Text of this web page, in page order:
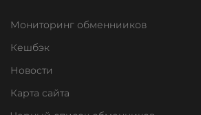
Мониторинг обменнииков
Кешбэк
Новости
Карта сайта